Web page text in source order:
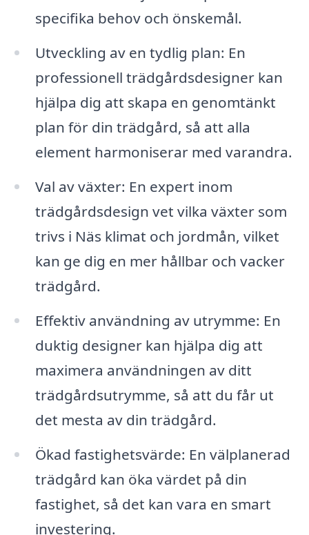
specifika behov och önskemål.
Utveckling av en tydlig plan: En
professionell trädgårdsdesigner kan
hjälpa dig att skapa en genomtänkt
plan för din trädgård, så att alla
element harmoniserar med varandra.
Val av växter: En expert inom
trädgårdsdesign vet vilka växter som
trivs i Näs klimat och jordmån, vilket
kan ge dig en mer hållbar och vacker
trädgård.
Effektiv användning av utrymme: En
duktig designer kan hjälpa dig att
maximera användningen av ditt
trädgårdsutrymme, så att du får ut
det mesta av din trädgård.
Ökad fastighetsvärde: En välplanerad
trädgård kan öka värdet på din
fastighet, så det kan vara en smart
investering.